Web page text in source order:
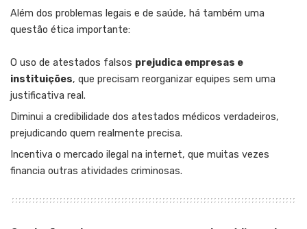
Além dos problemas legais e de saúde, há também uma
questão ética importante:
O uso de atestados falsos prejudica empresas e
instituições, que precisam reorganizar equipes sem uma
justificativa real.
Diminui a credibilidade dos atestados médicos verdadeiros,
prejudicando quem realmente precisa.
Incentiva o mercado ilegal na internet, que muitas vezes
financia outras atividades criminosas.